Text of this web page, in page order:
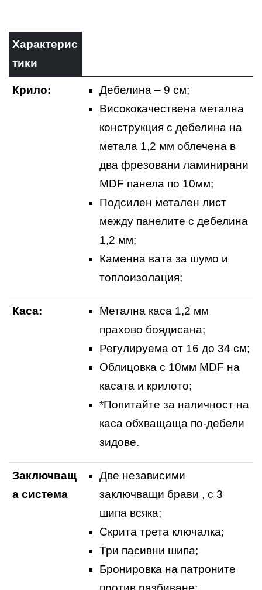
Характерис
тики
Крило:
Дебелина – 9 см;
Висококачествена метална
конструкция с дебелина на
метала 1,2 мм облечена в
два фрезовани ламинирани
MDF панела по 10мм;
Подсилен метален лист
между панелите с дебелина
1,2 мм;
Каменна вата за шумо и
топлоизолация;
Каса:
Метална каса 1,2 мм
прахово боядисана;
Регулируема от 16 до 34 см;
Облицовка с 10мм MDF на
касата и крилото;
*Попитайте за наличност на
каса обхващаща по-дебели
зидове.
Заключващ
а система
Две независими
заключващи брави , с 3
шипа всяка;
Скрита трета ключалка;
Три пасивни шипа;
Бронировка на патроните